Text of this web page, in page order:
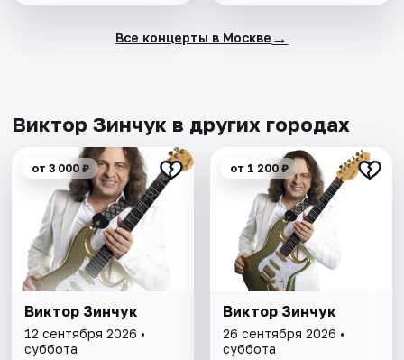
Все концерты в Москве →
Виктор Зинчук в других городах
от 3 000 ₽
Виктор Зинчук
12 сентября 2026 •
суббота
от 1 200 ₽
Виктор Зинчук
26 сентября 2026 •
суббота